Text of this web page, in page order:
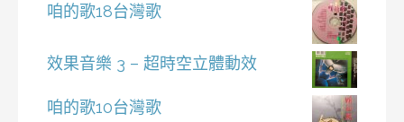
咱的歌18台灣歌
效果音樂 3 – 超時空立體動效
咱的歌10台灣歌